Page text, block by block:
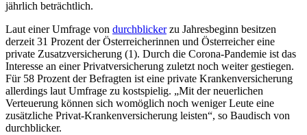
jährlich beträchtlich.
Laut einer Umfrage von durchblickerzu Jahresbeginn besitzen
derzeit 31 Prozent der Österreicherinnen und Österreicher eine
private Zusatzversicherung (1). Durch die Corona-Pandemie ist das
Interesse an einer Privatversicherung zuletzt noch weiter gestiegen.
Für 58 Prozent der Befragten ist eine private Krankenversicherung
allerdings laut Umfrage zu kostspielig. „Mit der neuerlichen
Verteuerung können sich womöglich noch weniger Leute eine
zusätzliche Privat-Krankenversicherung leisten“, so Baudisch von
durchblicker.